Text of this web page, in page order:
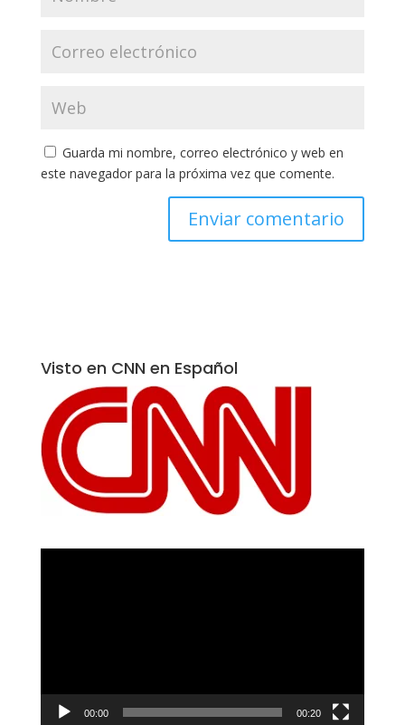
Guarda mi nombre, correo electrónico y web en
este navegador para la próxima vez que comente.
Visto en CNN en Español
00:00 00:20